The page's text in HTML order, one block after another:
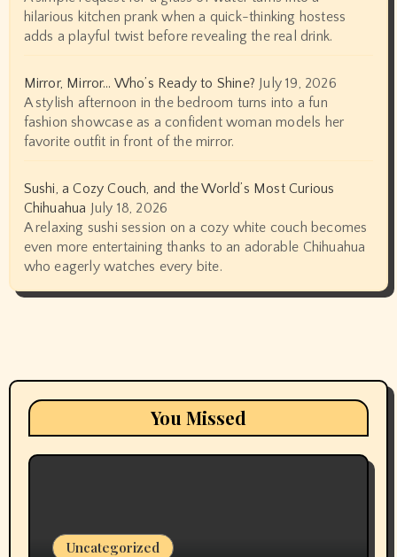
hilarious kitchen prank when a quick-thinking hostess
adds a playful twist before revealing the real drink.
Mirror, Mirror… Who’s Ready to Shine? July 19, 2026
A stylish afternoon in the bedroom turns into a fun
fashion showcase as a confident woman models her
favorite outfit in front of the mirror.
Sushi, a Cozy Couch, and the World’s Most Curious
Chihuahua July 18, 2026
A relaxing sushi session on a cozy white couch becomes
even more entertaining thanks to an adorable Chihuahua
who eagerly watches every bite.
You Missed
Uncategorized